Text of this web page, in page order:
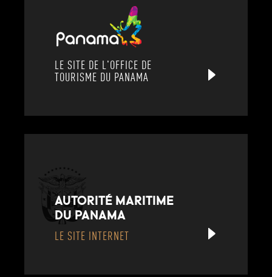
LE SITE DE L'OFFICE DE
TOURISME DU PANAMA
AUTORITÉ MARITIME
DU PANAMA
LE SITE INTERNET